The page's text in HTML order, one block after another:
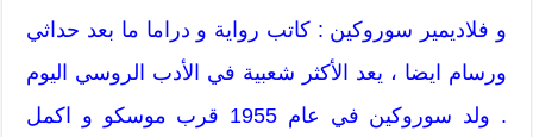
و فلاديمير سوروكين : كاتب رواية و دراما ما بعد حداثي
ورسام ايضا ، يعد الأكثر شعبية في الأدب الروسي اليوم
. ولد سوروكين في عام 1955 قرب موسكو و اكمل